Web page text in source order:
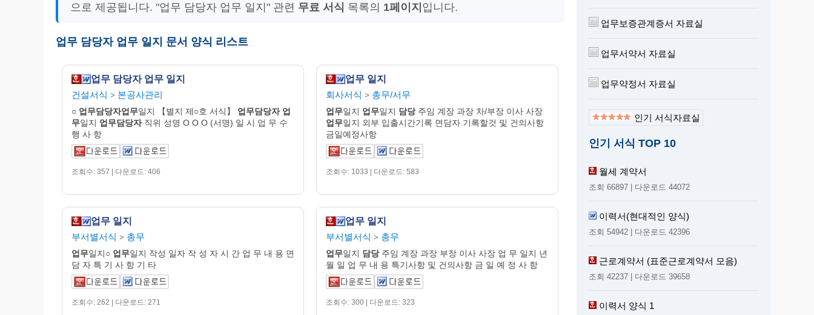
으로 제공됩니다. "업무 담당자 업무 일지" 관련 무료 서식 목록의 1페이지 입니다.
업무 담당자 업무 일지 문서 양식 리스트
업무 담당자 업무 일지
건설서식 > 본공사관리
○ 업무담당자업무일지 【별지 제○호 서식】 업무담당자 업
무일지 업무담당자직위 성명 O O O (서명) 일 시 업 무 수
행 사 항
조회수: 357 | 다운로드: 406
업무 일지
회사서식 > 총무/서무
업무일지 업무일지 담당주임 계장 과장 차/부장 이사 사장
업무일지 외부 입출시간기록 면담자 기록할것 및 건의사항
금일예정사항
조회수: 1033 | 다운로드: 583
업무 일지
부서별서식 > 총무
업무일지○ 업무일지 작성 일자 작 성 자 시 간 업 무 내 용 면
담 자 특 기 사 항 기 타
조회수: 262 | 다운로드: 271
업무 일지
부서별서식 > 총무
업무일지 담당주임 계장 과장 부장 이사 사장 업 무 일지 년
월 일 업 무 내 용 특기사항 및 건의사항 금 일 예 정 사 항
조회수: 300 | 다운로드: 323
업무보증관계증서 자료실
업무서약서 자료실
업무약정서 자료실
인기 서식자료실
인기 서식 TOP 10
월세 계약서
조회 66897 | 다운로드 44072
이력서(현대적인 양식)
조회 54942 | 다운로드 42396
근로계약서 (표준근로계약서 모음)
조회 42237 | 다운로드 39658
이력서 양식 1